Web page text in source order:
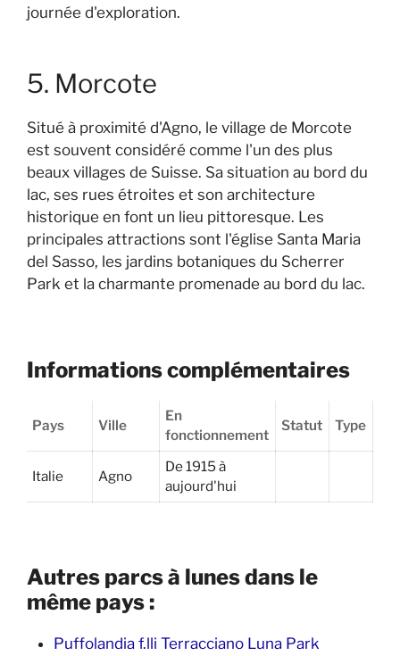
journée d'exploration.
5. Morcote
Situé à proximité d'Agno, le village de Morcote
est souvent considéré comme l'un des plus
beaux villages de Suisse. Sa situation au bord du
lac, ses rues étroites et son architecture
historique en font un lieu pittoresque. Les
principales attractions sont l'église Santa Maria
del Sasso, les jardins botaniques du Scherrer
Park et la charmante promenade au bord du lac.
Informations complémentaires
Pays Ville
En
fonctionnement
Statut Type
Italie Agno
De 1915 à
aujourd'hui
Autres parcs à lunes dans le
même pays :
Puffolandia f.lli Terracciano Luna Park